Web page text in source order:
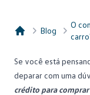
Consórcio
Blog
O
Se você está
deparar com uma
crédito para